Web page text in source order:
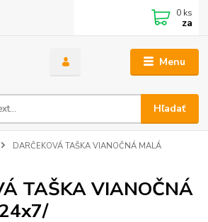
Menu
Hľadať
0 ks
za
DARČEKOVÁ TAŠKA VIANOČNÁ MALÁ
TAŠKA VIANOČNÁ